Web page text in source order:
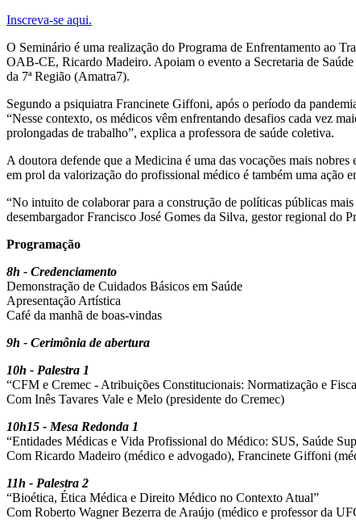
Inscreva-se aqui.
O Seminário é uma realização do Programa de Enfrentamento ao
OAB-CE, Ricardo Madeiro. Apoiam o evento a Secretaria de
da 7ª Região (Amatra7).
Segundo a psiquiatra Francinete Giffoni, após o período da
“Nesse contexto, os médicos vêm enfrentando desafios cada vez
prolongadas de trabalho”, explica a professora de saúde coletiva.
A doutora defende que a Medicina é uma das vocações mais
em prol da valorização do profissional médico é também uma ação
“No intuito de colaborar para a construção de políticas públicas
desembargador Francisco José Gomes da Silva, gestor regional do
Programação
8h - Credenciamento
Demonstração de Cuidados Básicos em Saúde
Apresentação Artística
Café da manhã de boas-vindas
9h - Cerimônia de abertura
10h - Palestra 1
“CFM e Cremec - Atribuições Constitucionais: Normatização e
Com Inês Tavares Vale e Melo (presidente do Cremec)
10h15 - Mesa Redonda 1
“Entidades Médicas e Vida Profissional do Médico: SUS, Saúde
Com Ricardo Madeiro (médico e advogado), Francinete Giffoni
11h - Palestra 2
“Bioética, Ética Médica e Direito Médico no Contexto Atual”
Com Roberto Wagner Bezerra de Araújo (médico e professor da